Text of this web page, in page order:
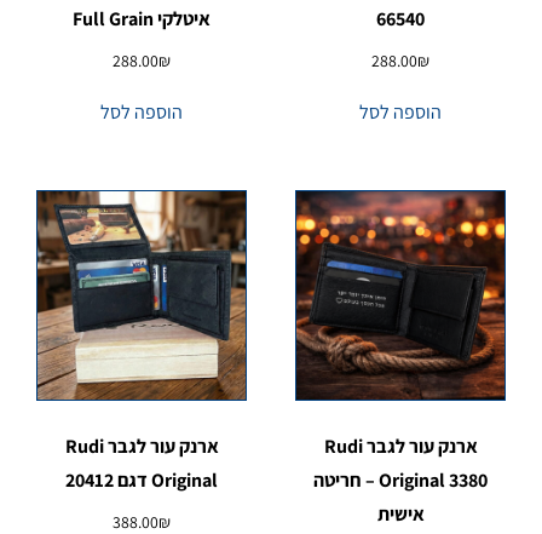
66540
288.00₪
הוספה לסל
איטלקי Full Grain
288.00₪
הוספה לסל
ארנק עור לגבר Rudi
Original 3380 – חריטה
אישית
ארנק עור לגבר Rudi
Original דגם 20412
388.00₪